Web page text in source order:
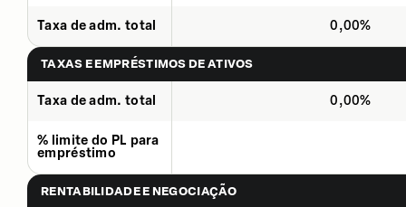
Taxa de adm. total 0,00%
TAXAS E EMPRÉSTIMOS DE ATIVOS
Taxa de adm. total 0,00%
% limite do PL para
empréstimo
RENTABILIDADE E NEGOCIAÇÃO